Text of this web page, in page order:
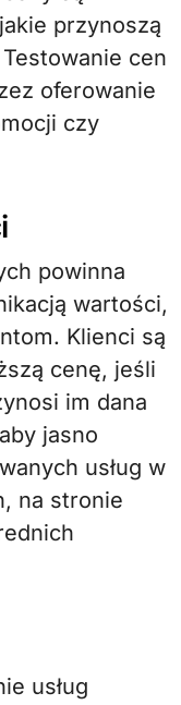
przynoszą
cen
oferowanie
czy
powinna
wartości,
Klienci są
cenę, jeśli
im dana
jasno
usług w
na stronie
usług